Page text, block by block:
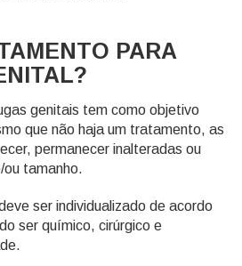
PARA
genitais tem como objetivo
que não haja um tratamento, as
permanecer inalteradas ou
ou tamanho.
ser individualizado de acordo
ser químico, cirúrgico e